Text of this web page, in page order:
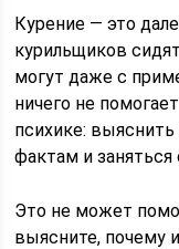
Курение — это
курильщиков
могут даже с
ничего не
психике:
фактам и заняться
Это не может
выясните, почему